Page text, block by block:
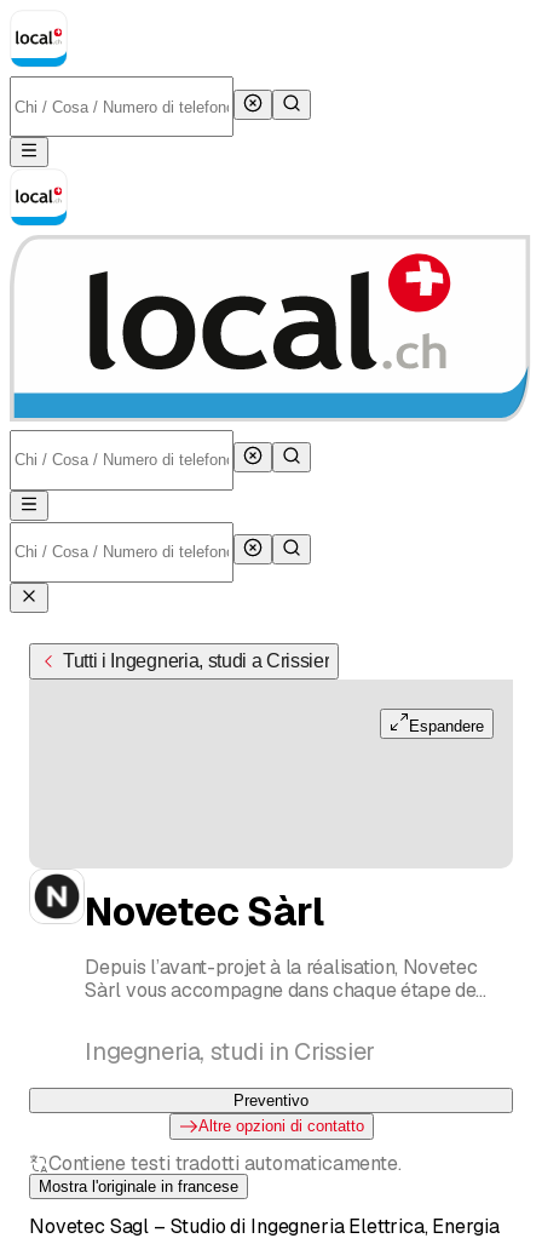
Tutti i Ingegneria, studi a Crissier
Espandere
Novetec Sàrl
Depuis l’avant-projet à la réalisation, Novetec
Sàrl vous accompagne dans chaque étape de
transformation, vous pouvez compter sur une
expertise complète.
Ingénieur électricien, Analyse, Estimation des
coûts, Appel d'offres, Assistance au maître
Ingegneria, studi in Crissier
Preventivo
Altre opzioni di contatto
Contiene testi tradotti automaticamente.
Mostra l'originale in francese
Novetec Sagl – Studio di Ingegneria Elettrica, Energia